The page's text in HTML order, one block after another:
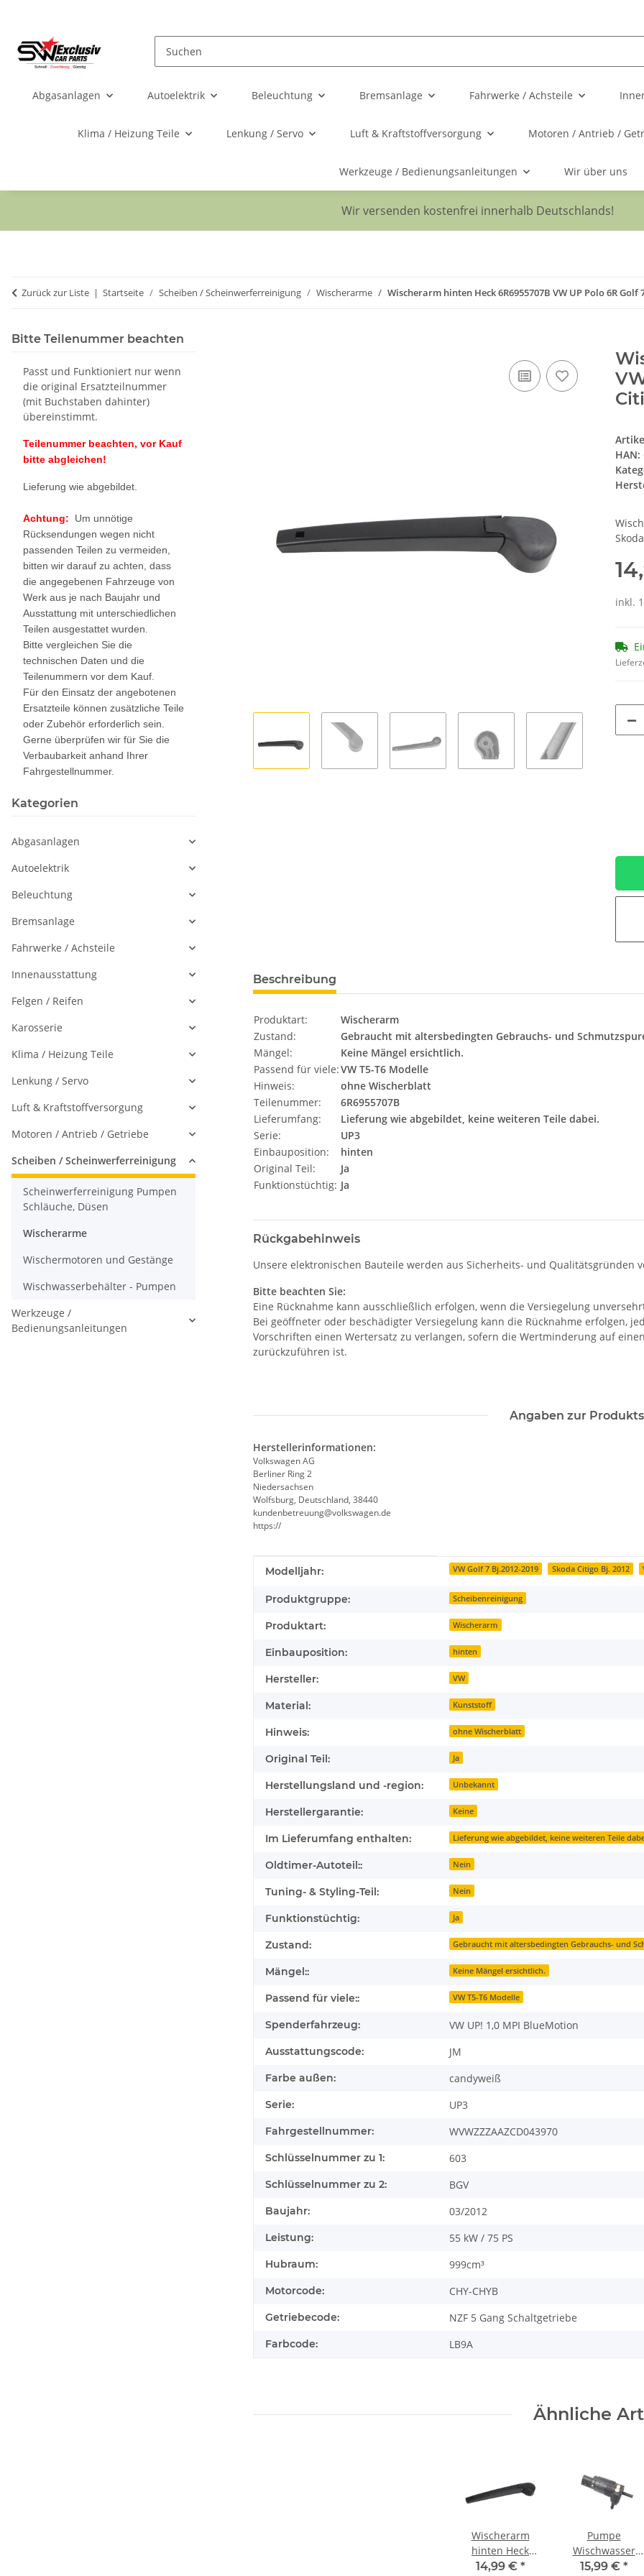
Abgasanlagen Autoelektrik Beleuchtung Bremsanlage Fahrwerke / Achsteile
Klima / Heizung Teile Lenkung / Servo Luft & Kraftstoffversorgung Motoren / Antrieb /
Werkzeuge / Bedienungsanleitungen Wir über uns
Wir versenden kostenfrei innerhalb Deutschlands!
Zurück zur Liste Startseite Scheiben / Scheinwerferreinigung Wischerarme Wischerarm hinten Heck 6R6955707B VW UP Polo 6R Golf
HAN:
inkl.
Beschreibung
Produktart:
Wischerarm
Zustand:
Gebraucht mit altersbedingten Gebrauchs- und
Mängel:
Keine Mängel ersichtlich.
Passend für viele:VW T5-T6 Modelle
Hinweis:
ohne Wischerblatt
Teilenummer:
6R6955707B
Lieferumfang:
Lieferung wie abgebildet, keine weiteren Teile dabei.
Serie:
UP3
Einbauposition:
hinten
Original Teil:
Ja
Funktionstüchtig: Ja
Rückgabehinweis
Unsere elektronischen Bauteile werden aus Sicherheits- und Qualitätsgründen
Bitte beachten Sie:
Eine Rücknahme kann ausschließlich erfolgen, wenn die Versiegelung
Bei geöffneter oder beschädigter Versiegelung kann die Rücknahme erfolgen,
Vorschriften einen Wertersatz zu verlangen, sofern die Wertminderung auf
zurückzuführen ist.
Angaben zur
Herstellerinformationen:
Volkswagen AG
Berliner Ring 2
Niedersachsen
Wolfsburg, Deutschland, 38440
kundenbetreuung@volkswagen.de
https://
Produkteigenschaft
Wert
Modelljahr: VW Golf 7 Bj.2012-2019 Skoda Citigo Bj. 2012
Produktgruppe: Scheibenreinigung
Produktart: Wischerarm
Einbauposition: hinten
Hersteller: VW
Material: Kunststoff
Hinweis: ohne Wischerblatt
Original Teil: Ja
Herstellungsland und -region: Unbekannt
Herstellergarantie: Keine
Im Lieferumfang enthalten: Lieferung wie abgebildet, keine weiteren Teile
Oldtimer-Autoteil:: Nein
Tuning- & Styling-Teil: Nein
Funktionstüchtig: Ja
Zustand: Gebraucht mit altersbedingten Gebrauchs- und
Mängel:: Keine Mängel ersichtlich.
Passend für viele:: VW T5-T6 Modelle
Spenderfahrzeug: VW UP! 1,0 MPI BlueMotion
Ausstattungscode: JM
Farbe außen: candyweiß
Serie: UP3
Fahrgestellnummer: WVWZZZAAZCD043970
Schlüsselnummer zu 1: 603
Schlüsselnummer zu 2: BGV
Baujahr: 03/2012
Leistung: 55 kW / 75 PS
Hubraum: 999cm³
Motorcode: CHY-CHYB
Getriebecode: NZF 5 Gang Schaltgetriebe
Farbcode: LB9A
Ähnliche
Wischerarm
hinten Heck
6R6955707B VW
14,99 € *
Pumpe
Wischwasser
1K6955651 VW
15,99 € *
Bitte Teilenummer beachten
Passt und Funktioniert nur wenn
die original Ersatzteilnummer
(mit Buchstaben dahinter)
übereinstimmt.
Teilenummer beachten, vor Kauf
bitte abgleichen!
Lieferung wie abgebildet.
Achtung: Um unnötige
Rücksendungen wegen nicht
passenden Teilen zu vermeiden,
bitten wir darauf zu achten, dass
die angegebenen Fahrzeuge von
Werk aus je nach Baujahr und
Ausstattung mit unterschiedlichen
Teilen ausgestattet wurden.
Bitte vergleichen Sie die
technischen Daten und die
Teilenummern vor dem Kauf.
Für den Einsatz der angebotenen
Ersatzteile können zusätzliche Teile
oder Zubehör erforderlich sein.
Gerne überprüfen wir für Sie die
Verbaubarkeit anhand Ihrer
Fahrgestellnummer.
Kategorien
Abgasanlagen
Autoelektrik
Beleuchtung
Bremsanlage
Fahrwerke / Achsteile
Innenausstattung
Felgen / Reifen
Karosserie
Klima / Heizung Teile
Lenkung / Servo
Luft & Kraftstoffversorgung
Motoren / Antrieb / Getriebe
Scheiben / Scheinwerferreinigung
Scheinwerferreinigung Pumpen
Schläuche, Düsen
Wischerarme
Wischermotoren und Gestänge
Wischwasserbehälter - Pumpen
Werkzeuge /
Bedienungsanleitungen